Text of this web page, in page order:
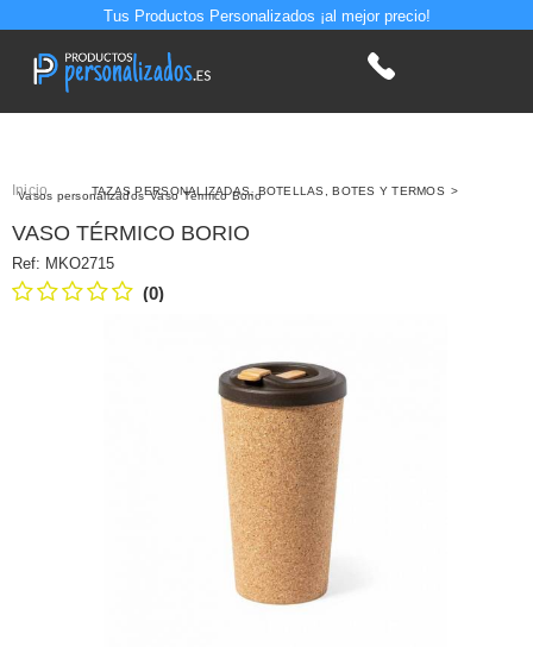
Tus Productos Personalizados ¡al mejor precio!
Inicio TAZAS PERSONALIZADAS, BOTELLAS, BOTES Y TERMOS >
Vasos personalizados Vaso Térmico Borio
VASO TÉRMICO BORIO
Ref: MKO2715
(0)